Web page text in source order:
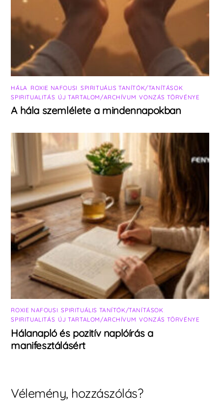
HÁLA ROXIE NAFOUSI SPIRITUÁLIS TANÍTÓK/TANÍTÁSOK
SPIRITUALITÁS ÚJ TARTALOM/ARCHÍVUM ,VONZÁS TÖRVÉNYE
A hála szemlélete a mindennapokban
ROXIE NAFOUSI ,SPIRITUÁLIS TANÍTÓK/TANÍTÁSOK
SPIRITUALITÁS ÚJ TARTALOM/ARCHÍVUM ,VONZÁS TÖRVÉNYE
Hálanapló és pozitív naplóírás a
manifesztálásért
Vélemény, hozzászólás?